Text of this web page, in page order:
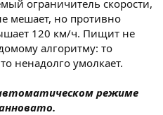
ограничитель скорости,
мешает, но противно
120 км/ч. Пищит не
алгоритму: то
ненадолго умолкает.
режиме